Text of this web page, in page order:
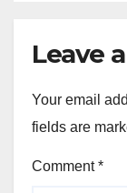
Leave
Your email
fields are
Comment*